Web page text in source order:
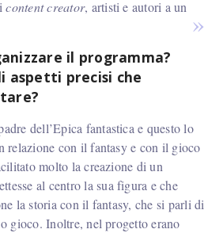
content creator, artisti e autori a un
il programma?
aspetti precisi che
dell’Epica fantastica e questo lo
relazione con il fantasy e con il gioco
molto la creazione di un
al centro la sua figura e che
la storia con il fantasy, che si parli di
gioco. Inoltre, nel progetto erano